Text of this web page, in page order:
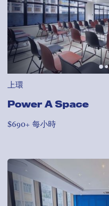
上環
Power A Space
$690+ 每小時